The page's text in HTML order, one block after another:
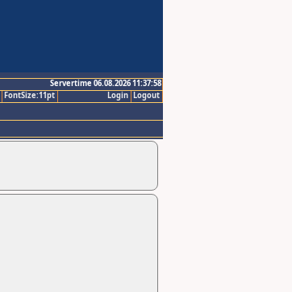
Servertime 06.08.2026 11:37:58
Logout
Login
FontSize:11pt